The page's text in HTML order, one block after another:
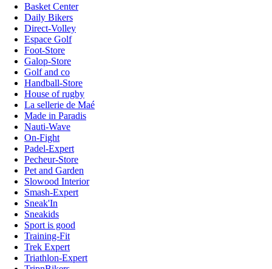
Basket Center
Daily Bikers
Direct-Volley
Espace Golf
Foot-Store
Galop-Store
Golf and co
Handball-Store
House of rugby
La sellerie de Maé
Made in Paradis
Nauti-Wave
On-Fight
Padel-Expert
Pecheur-Store
Pet and Garden
Slowood Interior
Smash-Expert
Sneak'In
Sneakids
Sport is good
Training-Fit
Trek Expert
Triathlon-Expert